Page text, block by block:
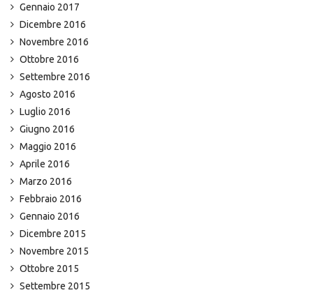
Gennaio 2017
Dicembre 2016
Novembre 2016
Ottobre 2016
Settembre 2016
Agosto 2016
Luglio 2016
Giugno 2016
Maggio 2016
Aprile 2016
Marzo 2016
Febbraio 2016
Gennaio 2016
Dicembre 2015
Novembre 2015
Ottobre 2015
Settembre 2015